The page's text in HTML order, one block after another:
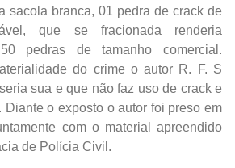
sacola branca, 01 pedra de crack de
que se fracionada renderia
50 pedras de tamanho comercial.
do crime o autor R. F. S
sua e que não faz uso de crack e
Diante o exposto o autor foi preso em
com o material apreendido
de Polícia Civil.